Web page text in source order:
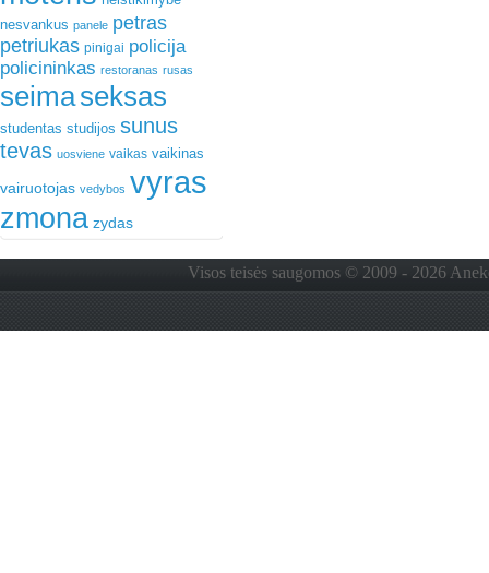
nesvankus panele petras
petriukas pinigai policija
policininkas restoranas rusas
seimaseksas
studentas studijos sunus
tevas uosviene vaikas vaikinas
vairuotojas vedybos vyras
zmona zydas
Visos teisės saugomos © 2009 - 2026